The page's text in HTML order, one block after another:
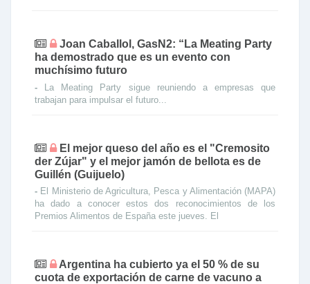
Joan Caballol, GasN2: “La Meating Party
ha demostrado que es un evento con
muchísimo futuro
- La Meating Party sigue reuniendo a empresas que
trabajan para impulsar el futuro...
El mejor queso del año es el "Cremosito
der Zújar" y el mejor jamón de bellota es de
Guillén (Guijuelo)
- El Ministerio de Agricultura, Pesca y Alimentación (MAPA)
ha dado a conocer estos dos reconocimientos de los
Premios Alimentos de España este jueves. El
Argentina ha cubierto ya el 50 % de su
cuota de exportación de carne de vacuno a